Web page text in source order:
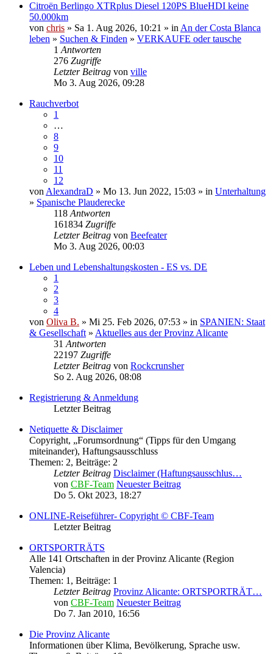
Citroën Berlingo XTRplus Diesel 120PS BlueHDI keine
50.000km
von chris » Sa 1. Aug 2026, 10:21 » in An der Costa Blanca
leben » Suchen & Finden » VERKAUFE oder tausche
1 Antworten
276 Zugriffe
Letzter Beitrag von ville
Mo 3. Aug 2026, 09:28
Rauchverbot
1
…
8
9
10
11
12
von AlexandraD » Mo 13. Jun 2022, 15:03 » in Unterhaltung
» Spanische Plauderecke
118 Antworten
161834 Zugriffe
Letzter Beitrag von Beefeater
Mo 3. Aug 2026, 00:03
Leben und Lebenshaltungskosten - ES vs. DE
1
2
3
4
von Oliva B. » Mi 25. Feb 2026, 07:53 » in SPANIEN: Staat
& Gesellschaft » Aktuelles aus der Provinz Alicante
31 Antworten
22197 Zugriffe
Letzter Beitrag von Rockcrunsher
So 2. Aug 2026, 08:08
Registrierung & Anmeldung
Letzter Beitrag
Netiquette & Disclaimer
Copyright, „Forumsordnung“ (Tipps für den Umgang
miteinander), Haftungsausschluss
Themen: 2, Beiträge: 2
Letzter Beitrag Disclaimer (Haftungsausschlus…
von CBF-Team Neuester Beitrag
Do 5. Okt 2023, 18:27
ONLINE-Reiseführer- Copyright © CBF-Team
Letzter Beitrag
ORTSPORTRÄTS
Alle 141 Ortschaften in der Provinz Alicante (Region
Valencia)
Themen: 1 , Beiträge: 1
Letzter Beitrag Provinz Alicante: ORTSPORTRÄT…
von CBF-Team Neuester Beitrag
Do 7. Jan 2010, 16:56
Die Provinz Alicante
Informationen über Klima, Bevölkerung, Sprache usw.